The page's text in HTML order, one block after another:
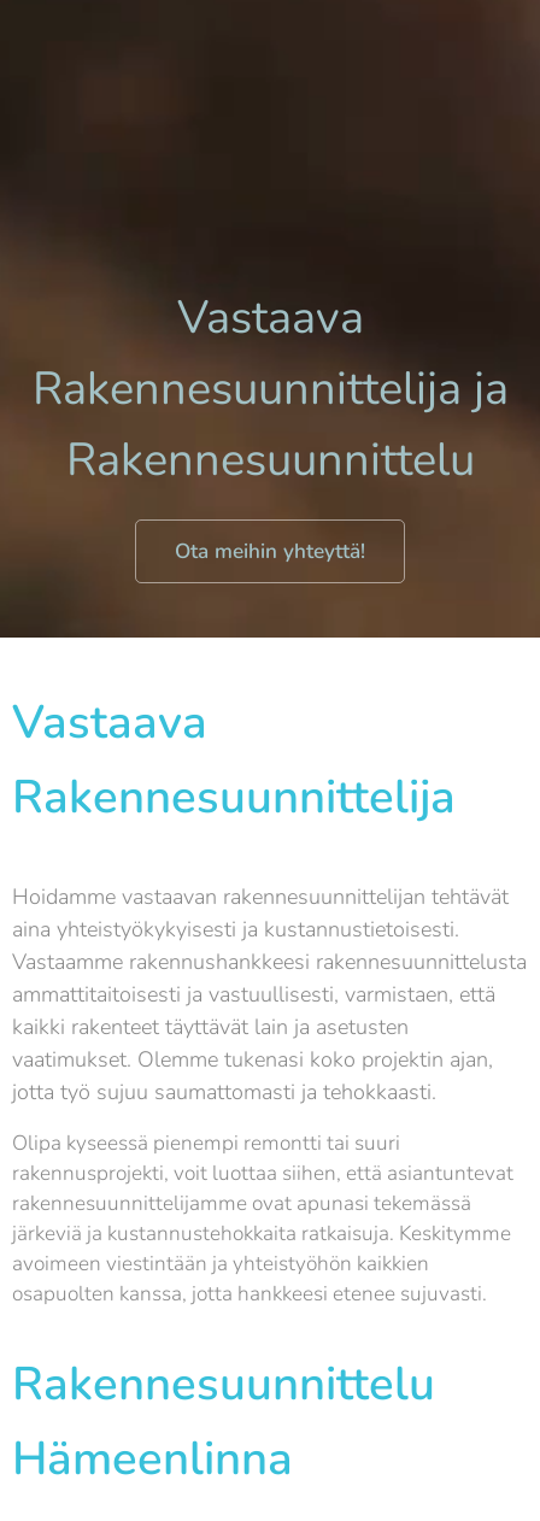
Vastaava
Rakennesuunnittelija ja
Rakennesuunnittelu
Ota meihin yhteyttä!
Vastaava
Rakennesuunnittelija
Hoidamme vastaavan rakennesuunnittelijan tehtävät
aina yhteistyökykyisesti ja kustannustietoisesti.
Vastaamme rakennushankkeesi rakennesuunnittelusta
ammattitaitoisesti ja vastuullisesti, varmistaen, että
kaikki rakenteet täyttävät lain ja asetusten
vaatimukset. Olemme tukenasi koko projektin ajan,
jotta työ sujuu saumattomasti ja tehokkaasti.
Olipa kyseessä pienempi remontti tai suuri
rakennusprojekti, voit luottaa siihen, että asiantuntevat
rakennesuunnittelijamme ovat apunasi tekemässä
järkeviä ja kustannustehokkaita ratkaisuja. Keskitymme
avoimeen viestintään ja yhteistyöhön kaikkien
osapuolten kanssa, jotta hankkeesi etenee sujuvasti.
Rakennesuunnittelu
Hämeenlinna